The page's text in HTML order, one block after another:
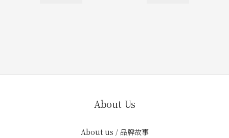
About Us
About us / 品牌故事